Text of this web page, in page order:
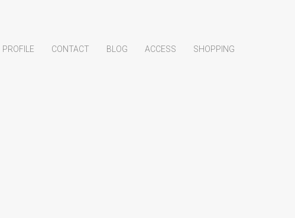
PROFILE CONTACT BLOG ACCESS SHOPPING